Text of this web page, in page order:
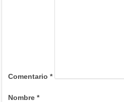
Comentario*
Nombre*